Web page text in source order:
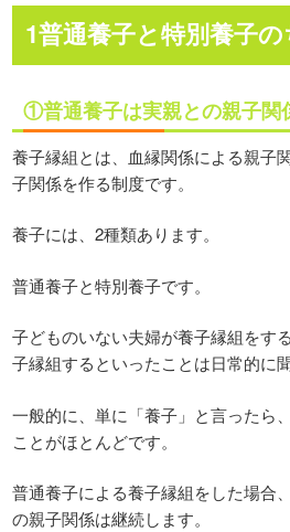
1普通養子と特別養子
①普通養子は実親との親子関
養子縁組とは、血縁関係による親子
子関係を作る制度です。
養子には、2種類あります。
普通養子と特別養子です。
子どものいない夫婦が養子縁組をす
子縁組するといったことは日常的に
一般的に、単に「養子」と言ったら
ことがほとんどです。
普通養子による養子縁組をした場合
の親子関係は継続します。